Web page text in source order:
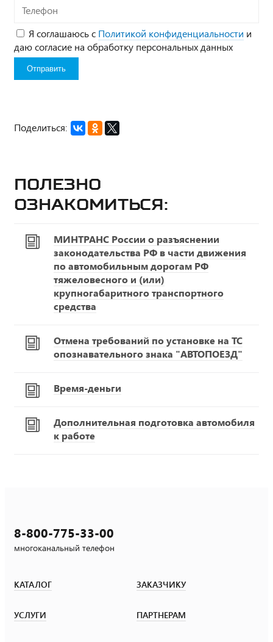
Телефон
Я соглашаюсь с Политикой конфиденциальности и
даю согласие на обработку персональных данных
Поделиться:
Полезно
ознакомиться:
МИНТРАНС России о разъяснении
законодательства РФ в части движения
по автомобильным дорогам РФ
тяжеловесного и (или)
крупногабаритного транспортного
средства
Отмена требований по установке на ТС
опознавательного знака "АВТОПОЕЗД"
Время-деньги
Дополнительная подготовка автомобиля
к работе
8-800-775-33-00
многоканальный телефон
КАТАЛОГ ЗАКАЗЧИКУ
УСЛУГИ ПАРТНЕРАМ